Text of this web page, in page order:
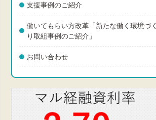
支援事例のご紹介
働いてもらい方改革「新たな働く環境づく
り取組事例のご紹介」
お問い合わせ